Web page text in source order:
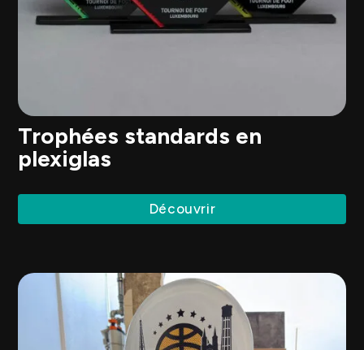
Trophées standards en
plexiglas
Découvrir